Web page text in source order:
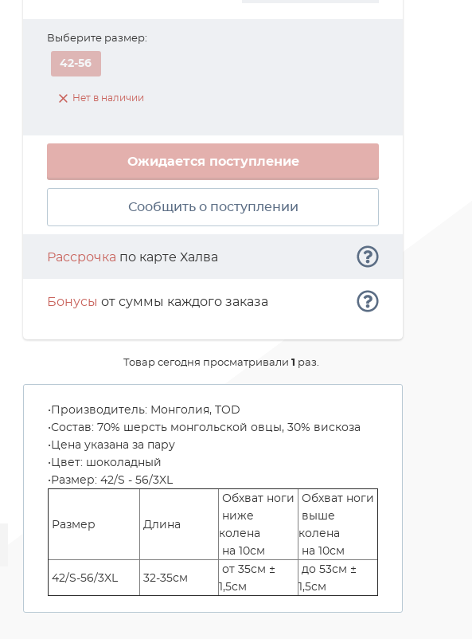
Выберите размер:
42-56
Нет в наличии
Ожидается поступление
Сообщить о поступлении
Рассрочка по карте Халва
Бонусы от суммы каждого заказа
Товар сегодня просматривали 1 раз.
Производитель: Монголия, TOD
Состав: 70% шерсть монгольской овцы, 30% вискоза
Цена указана за пару
Цвет: шоколадный
Размер: 42/S - 56/3XL
Размер Длина
Обхват ноги
ниже
колена
на 10см
Обхват ноги
выше
колена
на 10см
42/S-56/3XL
32-35см
от 35см ±
1,5см
до 53см ±
1,5см